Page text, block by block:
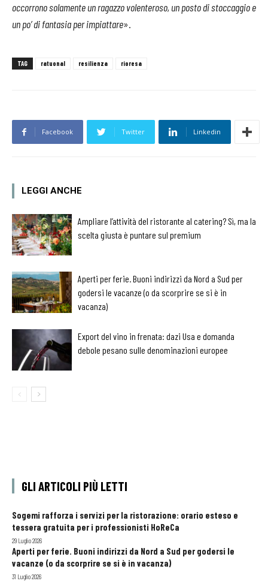
occorrono solamente un ragazzo volenteroso, un posto di stoccaggio e
un po’ di fantasia per impiattare».
TAG ratuonal resilienza rioresa
Facebook Twitter Linkedin
LEGGI ANCHE
Ampliare l’attività del ristorante al catering? Sì, ma la
scelta giusta è puntare sul premium
Aperti per ferie. Buoni indirizzi da Nord a Sud per
godersi le vacanze (o da scorprire se si è in
vacanza)
Export del vino in frenata: dazi Usa e domanda
debole pesano sulle denominazioni europee
GLI ARTICOLI PIÙ LETTI
Sogemi rafforza i servizi per la ristorazione: orario esteso e
tessera gratuita per i professionisti HoReCa
29 Luglio 2026
Aperti per ferie. Buoni indirizzi da Nord a Sud per godersi le
vacanze (o da scorprire se si è in vacanza)
31 Luglio 2026